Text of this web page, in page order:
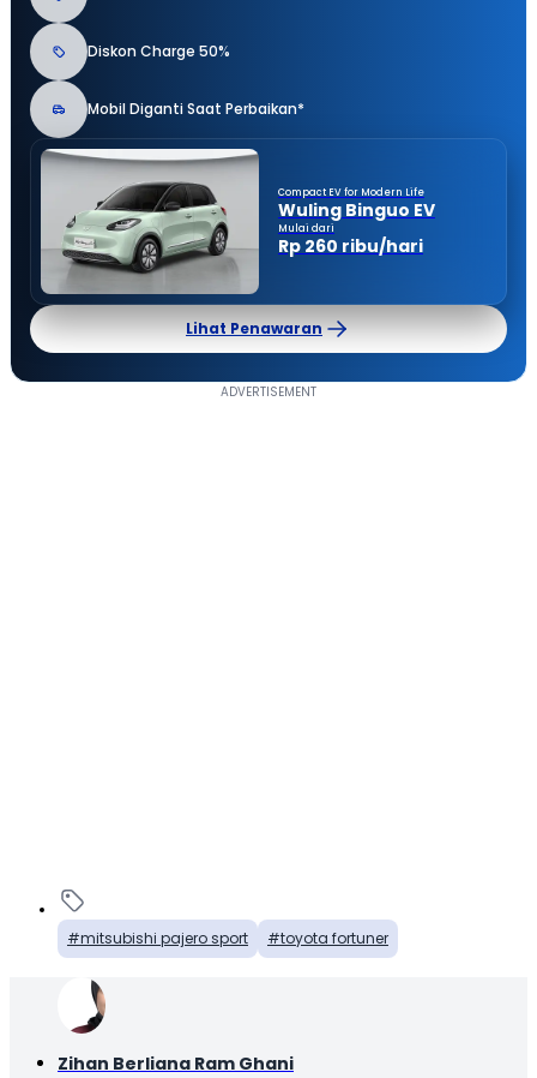
Diskon Charge 50%
Mobil Diganti Saat Perbaikan*
Compact EV for Modern Life
Wuling Binguo EV
Mulai dari
Rp 260 ribu/hari
Lihat Penawaran
mitsubishi pajero sport toyota fortuner
Zihan Berliana Ram Ghani